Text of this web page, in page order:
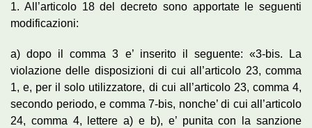
1. All’articolo 18 del decreto sono apportate le seguenti
modificazioni:
a) dopo il comma 3 e’ inserito il seguente: «3-bis. La
violazione delle disposizioni di cui all’articolo 23, comma
1, e, per il solo utilizzatore, di cui all’articolo 23, comma 4,
secondo periodo, e comma 7-bis, nonche’ di cui all’articolo
24, comma 4, lettere a) e b), e’ punita con la sanzione